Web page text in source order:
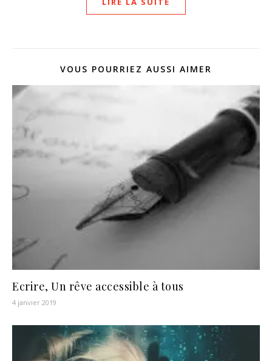
VOUS POURRIEZ AUSSI AIMER
Ecrire, Un rêve accessible à tous
4 janvier 2019